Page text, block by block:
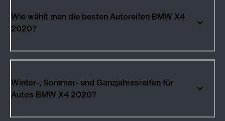
Wie wählt man die besten Autoreifen BMW X4
2020?
Winter-, Sommer- und Ganzjahresreifen für
Autos BMW X4 2020?